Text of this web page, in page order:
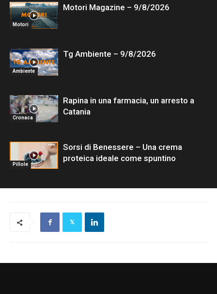
Motori
Motori Magazine – 9/8/2026
Ambiente
Tg Ambiente – 9/8/2026
Cronaca
Rapina in una farmacia, un arresto a
Catania
Pillole
Sorsi di Benessere – Una crema
proteica ideale come spuntino